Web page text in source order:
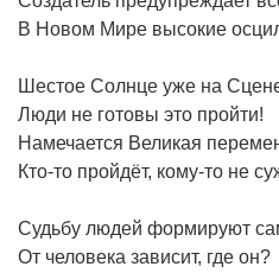
В Новом Мире высокие
Шестое Солнце уже на
Люди не готовы это пройти!
Намечается Великая
Кто-то пройдёт, кому-то не
Судьбу людей формируют
От человека зависит, где он?